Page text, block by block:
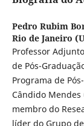
Pedro Rubim
Rio de Janeiro
Professor
de Pós-
Programa de
Cândido Mendes
membro do
líder do Grupo